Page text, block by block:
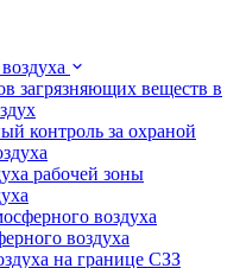
загрязняющих веществ в
контроль за охраной
рабочей зоны
воздуха
воздуха
на границе СЗЗ